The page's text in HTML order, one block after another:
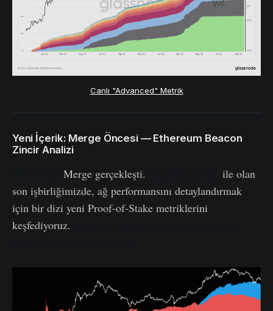
Canlı "Advanced" Metrik
Yeni İçerik: Merge Öncesi — Ethereum Beacon
Zincir Analizi
Merge gerçekleşti.
ile olan
son işbirliğimizde, ağ performansını detaylandırmak
için bir dizi yeni Proof-of-Stake metriklerini
keşfediyoruz.